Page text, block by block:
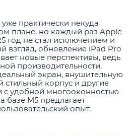
практически некуда
плане, но каждый раз Apple
год не стал исключением и
взгляд, обновление iPad Pro
новые перспективы, ведь
производительности,
экран, внушительную
стильный корпус и другие
с удобной многооконностью
базе M5 предлагает
опыт.